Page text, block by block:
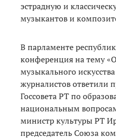
эстрадную и
музыкантов и
В парламенте
конференция на тему
музыкального
журналистов ответили
Госсовета РТ по
национальным
министр культуры РТ
председатель Союза